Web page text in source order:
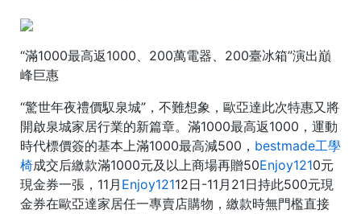
“滿1000最高返1000、200萬電器、200臺冰箱”演出巔
峰巨惠
“驚世年夜禮價馭泉城”，不難想象，歐亞達此次特惠又將
開啟泉城家居行業的新篇章。滿1000最高返1000，運動
時代標價簽的基本上滿1000最高減500， bestmade工學
椅成交后繳款滿1000元及以上商場再贈50Enjoy1210元
現金券一張，11月 Enjoy12112日-11月21日持此500元現
金券在歐亞達家居任一專賣店購物，繳款時無門檻直接